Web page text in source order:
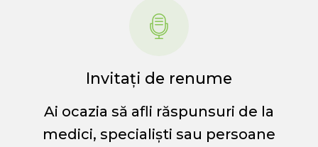
Invitați de renume
Ai ocazia să afli răspunsuri de la
medici, specialiști sau persoane